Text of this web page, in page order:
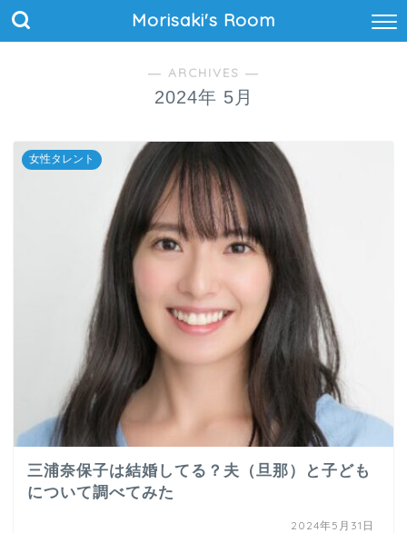
Morisaki's Room
― ARCHIVES ―
2024年 5月
女性タレント
三浦奈保子は結婚してる？夫（旦那）と子ども
について調べてみた
2024年5月31日